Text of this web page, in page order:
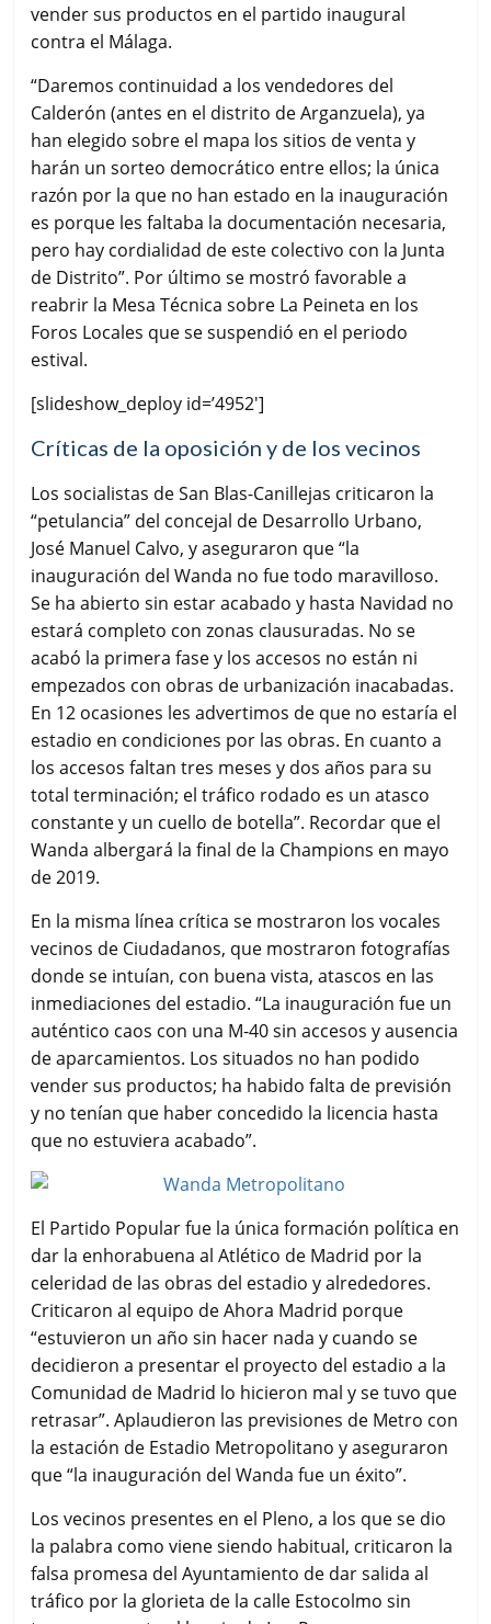
vender sus productos en el partido inaugural
contra el Málaga.
“Daremos continuidad a los vendedores del
Calderón (antes en el distrito de Arganzuela), ya
han elegido sobre el mapa los sitios de venta y
harán un sorteo democrático entre ellos; la única
razón por la que no han estado en la inauguración
es porque les faltaba la documentación necesaria,
pero hay cordialidad de este colectivo con la Junta
de Distrito”. Por último se mostró favorable a
reabrir la Mesa Técnica sobre La Peineta en los
Foros Locales que se suspendió en el periodo
estival.
[slideshow_deploy id=’4952′]
Críticas de la oposición y de los vecinos
Los socialistas de San Blas-Canillejas criticaron la
“petulancia” del concejal de Desarrollo Urbano,
José Manuel Calvo, y aseguraron que “la
inauguración del Wanda no fue todo maravilloso.
Se ha abierto sin estar acabado y hasta Navidad no
estará completo con zonas clausuradas. No se
acabó la primera fase y los accesos no están ni
empezados con obras de urbanización inacabadas.
En 12 ocasiones les advertimos de que no estaría el
estadio en condiciones por las obras. En cuanto a
los accesos faltan tres meses y dos años para su
total terminación; el tráfico rodado es un atasco
constante y un cuello de botella”. Recordar que el
Wanda albergará la final de la Champions en mayo
de 2019.
En la misma línea crítica se mostraron los vocales
vecinos de Ciudadanos, que mostraron fotografías
donde se intuían, con buena vista, atascos en las
inmediaciones del estadio. “La inauguración fue un
auténtico caos con una M-40 sin accesos y ausencia
de aparcamientos. Los situados no han podido
vender sus productos; ha habido falta de previsión
y no tenían que haber concedido la licencia hasta
que no estuviera acabado”.
El Partido Popular fue la única formación política en
dar la enhorabuena al Atlético de Madrid por la
celeridad de las obras del estadio y alrededores.
Criticaron al equipo de Ahora Madrid porque
“estuvieron un año sin hacer nada y cuando se
decidieron a presentar el proyecto del estadio a la
Comunidad de Madrid lo hicieron mal y se tuvo que
retrasar”. Aplaudieron las previsiones de Metro con
la estación de Estadio Metropolitano y aseguraron
que “la inauguración del Wanda fue un éxito”.
Los vecinos presentes en el Pleno, a los que se dio
la palabra como viene siendo habitual, criticaron la
falsa promesa del Ayuntamiento de dar salida al
tráfico por la glorieta de la calle Estocolmo sin